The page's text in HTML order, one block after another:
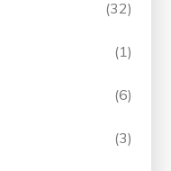
(32)
(1)
(6)
(3)